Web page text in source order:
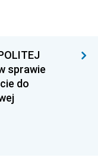
sprawie
do